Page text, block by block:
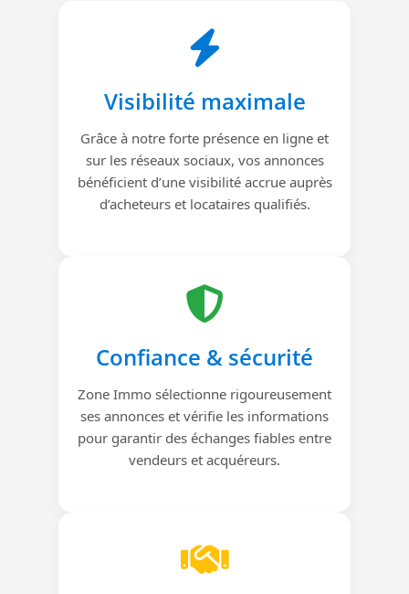
Visibilité maximale
Grâce à notre forte présence en ligne et
sur les réseaux sociaux, vos annonces
bénéficient d’une visibilité accrue auprès
d’acheteurs et locataires qualifiés.
Confiance & sécurité
Zone Immo sélectionne rigoureusement
ses annonces et vérifie les informations
pour garantir des échanges fiables entre
vendeurs et acquéreurs.